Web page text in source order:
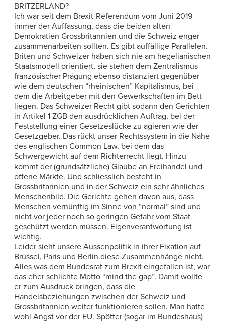
BRITZERLAND?
Ich war seit dem Brexit-Referendum vom Juni 2019
immer der Auffassung, dass die beiden alten
Demokratien Grossbritannien und die Schweiz enger
zusammenarbeiten sollten. Es gibt auffällige Parallelen.
Briten und Schweizer haben sich nie am hegelianischen
Staatsmodell orientiert, sie stehen dem Zentralismus
französischer Prägung ebenso distanziert gegenüber
wie dem deutschen “rheinischen” Kapitalismus, bei
dem die Arbeitgeber mit den Gewerkschaften im Bett
liegen. Das Schweizer Recht gibt sodann den Gerichten
in Artikel 1 ZGB den ausdrücklichen Auftrag, bei der
Feststellung einer Gesetzeslücke zu agieren wie der
Gesetzgeber. Das rückt unser Rechtssystem in die Nähe
des englischen Common Law, bei dem das
Schwergewicht auf dem Richterrecht liegt. Hinzu
kommt der (grundsätzliche) Glaube an Freihandel und
offene Märkte. Und schliesslich besteht in
Grossbritannien und in der Schweiz ein sehr ähnliches
Menschenbild. Die Gerichte gehen davon aus, dass
Menschen vernünftig im Sinne von “normal” sind und
nicht vor jeder noch so geringen Gefahr vom Staat
geschützt werden müssen. Eigenverantwortung ist
wichtig.
Leider sieht unsere Aussenpolitik in ihrer Fixation auf
Brüssel, Paris und Berlin diese Zusammenhänge nicht.
Alles was dem Bundesrat zum Brexit eingefallen ist, war
das eher schlichte Motto “mind the gap”. Damit wollte
er zum Ausdruck bringen, dass die
Handelsbeziehungen zwischen der Schweiz und
Grossbritannien weiter funktionieren sollen. Man hatte
wohl Angst vor der EU. Spötter (sogar im Bundeshaus)